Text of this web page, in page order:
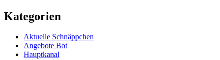
Kategorien
Aktuelle Schnäppchen
Angebote Bot
Hauptkanal